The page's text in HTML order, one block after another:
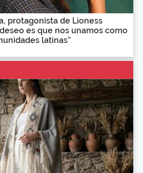
protagonista de Lioness
es que nos unamos como
latinas”